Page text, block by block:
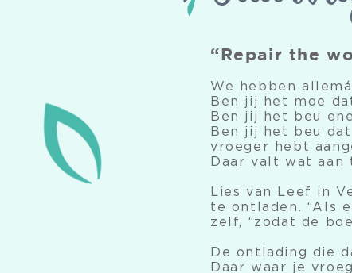
“Repair the
We hebben
Ben jij het moe
Ben jij het beu
Ben jij het beu
vroeger hebt
Daar valt wat aan
Lies van Leef in
te ontladen. “Als
zelf, “zodat de
De ontlading die
Daar waar je